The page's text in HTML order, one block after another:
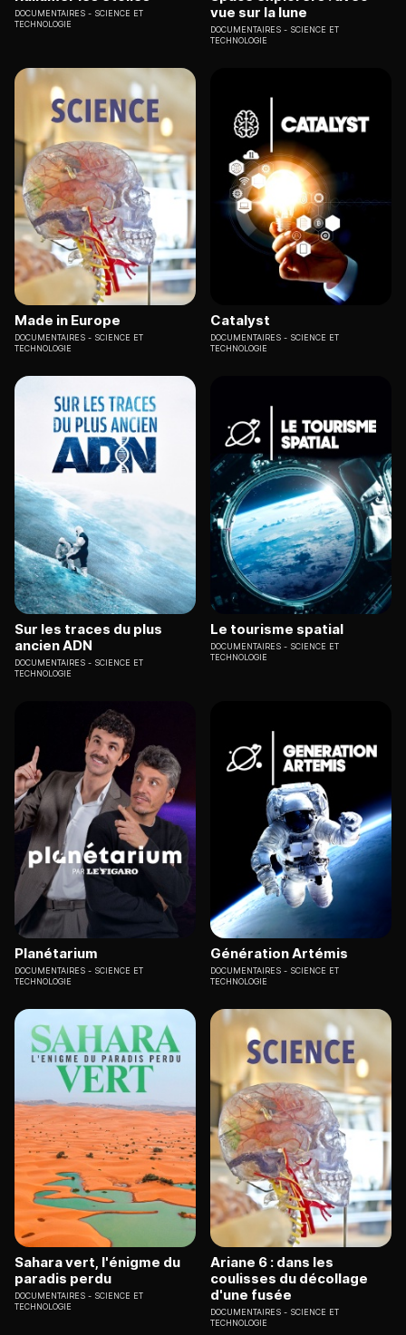
DOCUMENTAIRES
SCIENCE ET
TECHNOLOGIE
vue sur la lune
DOCUMENTAIRES
SCIENCE ET
TECHNOLOGIE
Made in Europe
DOCUMENTAIRES
SCIENCE ET
TECHNOLOGIE
Catalyst
DOCUMENTAIRES
SCIENCE ET
TECHNOLOGIE
Sur les traces du plus
ancien ADN
DOCUMENTAIRES
SCIENCE ET
TECHNOLOGIE
Le tourisme spatial
DOCUMENTAIRES
SCIENCE ET
TECHNOLOGIE
Planétarium
DOCUMENTAIRES
SCIENCE ET
TECHNOLOGIE
Génération Artémis
DOCUMENTAIRES
SCIENCE ET
TECHNOLOGIE
Sahara vert, l'énigme du
paradis perdu
DOCUMENTAIRES
SCIENCE ET
TECHNOLOGIE
Ariane 6 : dans les
coulisses du décollage
d'une fusée
DOCUMENTAIRES
SCIENCE ET
TECHNOLOGIE